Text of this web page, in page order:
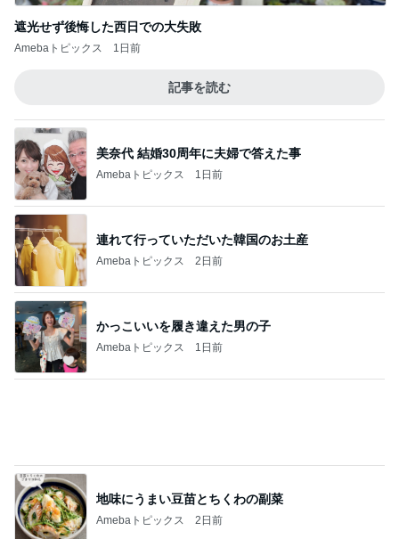
遮光せず後悔した西日での大失敗
Amebaトピックス 1日前
記事を読む
美奈代 結婚30周年に夫婦で答えた事
Amebaトピックス 1日前
連れて行っていただいた韓国のお土産
Amebaトピックス 2日前
かっこいいを履き違えた男の子
Amebaトピックス 1日前
地味にうまい豆苗とちくわの副菜
Amebaトピックス 2日前